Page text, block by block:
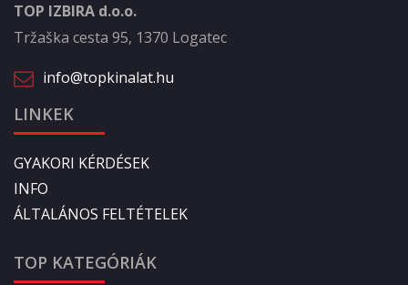
TOP IZBIRA d.o.o.
Tržaška cesta 95, 1370 Logatec
info@topkinalat.hu
LINKEK
GYAKORI KÉRDÉSEK
INFO
ÁLTALÁNOS FELTÉTELEK
TOP KATEGÓRIÁK